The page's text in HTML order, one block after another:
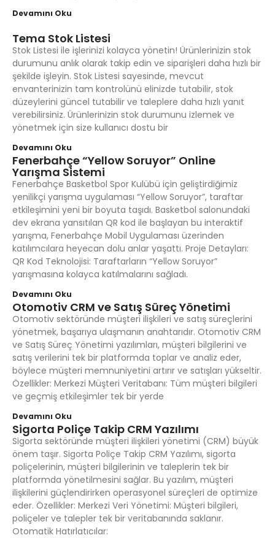
Devamını Oku
Tema Stok Listesi
Stok Listesi ile işlerinizi kolayca yönetin! Ürünlerinizin stok
durumunu anlık olarak takip edin ve siparişleri daha hızlı bir
şekilde işleyin. Stok Listesi sayesinde, mevcut
envanterinizin tam kontrolünü elinizde tutabilir, stok
düzeylerini güncel tutabilir ve taleplere daha hızlı yanıt
verebilirsiniz. Ürünlerinizin stok durumunu izlemek ve
yönetmek için size kullanıcı dostu bir
Devamını Oku
Fenerbahçe “Yellow Soruyor” Online
Yarışma Sistemi
Fenerbahçe Basketbol Spor Kulübü için geliştirdiğimiz
yenilikçi yarışma uygulaması “Yellow Soruyor”, taraftar
etkileşimini yeni bir boyuta taşıdı. Basketbol salonundaki
dev ekrana yansıtılan QR kod ile başlayan bu interaktif
yarışma, Fenerbahçe Mobil Uygulaması üzerinden
katılımcılara heyecan dolu anlar yaşattı. Proje Detayları:
QR Kod Teknolojisi: Taraftarların “Yellow Soruyor”
yarışmasına kolayca katılmalarını sağladı.
Devamını Oku
Otomotiv CRM ve Satış Süreç Yönetimi
Otomotiv sektöründe müşteri ilişkileri ve satış süreçlerini
yönetmek, başarıya ulaşmanın anahtarıdır. Otomotiv CRM
ve Satış Süreç Yönetimi yazılımları, müşteri bilgilerini ve
satış verilerini tek bir platformda toplar ve analiz eder,
böylece müşteri memnuniyetini artırır ve satışları yükseltir.
Özellikler: Merkezi Müşteri Veritabanı: Tüm müşteri bilgileri
ve geçmiş etkileşimler tek bir yerde
Devamını Oku
Sigorta Poliçe Takip CRM Yazılımı
Sigorta sektöründe müşteri ilişkileri yönetimi (CRM) büyük
önem taşır. Sigorta Poliçe Takip CRM Yazılımı, sigorta
poliçelerinin, müşteri bilgilerinin ve taleplerin tek bir
platformda yönetilmesini sağlar. Bu yazılım, müşteri
ilişkilerini güçlendirirken operasyonel süreçleri de optimize
eder. Özellikler: Merkezi Veri Yönetimi: Müşteri bilgileri,
poliçeler ve talepler tek bir veritabanında saklanır.
Otomatik Hatırlatıcılar: